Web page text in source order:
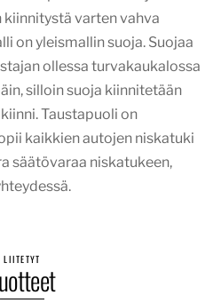
varten vahva
on yleismallin suoja. Suojaa
ollessa turvakaukalossa
silloin suoja kiinnitetään
Taustapuoli on
kaikkien autojen niskatuki
säätövaraa niskatukeen,
LIITETYT